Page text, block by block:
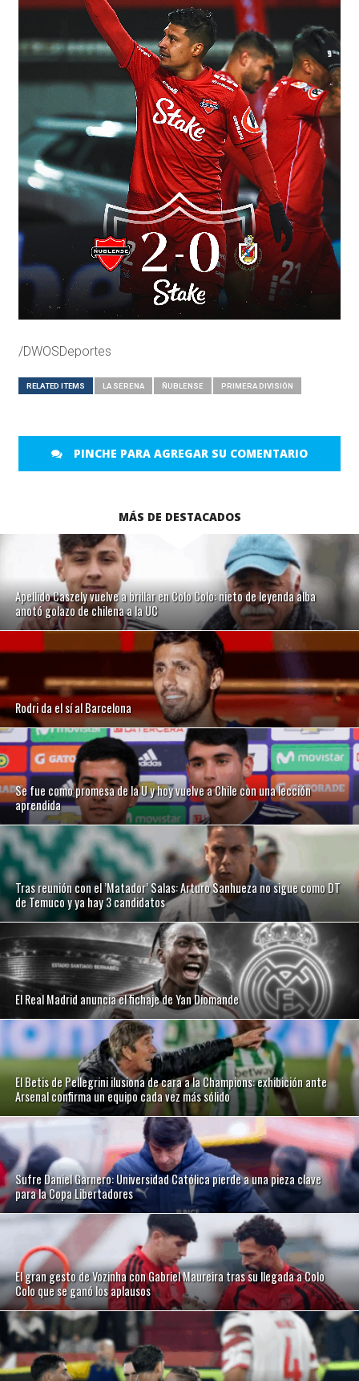
/DWOSDeportes
RELATED ITEMS LA SERENA ÑUBLENSE PRIMERA DIVISIÓN
PINCHE PARA AGREGAR SU COMENTARIO
MÁS DE DESTACADOS
Apellido Caszely vuelve a brillar en Colo Colo: nieto de leyenda alba
anotó golazo de chilena a la UC
Rodri da el sí al Barcelona
Se fue como promesa de la U y hoy vuelve a Chile con una lección
aprendida
Tras reunión con el ’Matador’ Salas: Arturo Sanhueza no sigue como DT
de Temuco y ya hay 3 candidatos
El Real Madrid anuncia el fichaje de Yan Diomande
El Betis de Pellegrini ilusiona de cara a la Champions: exhibición ante
Arsenal confirma un equipo cada vez más sólido
Sufre Daniel Garnero: Universidad Católica pierde a una pieza clave
para la Copa Libertadores
El gran gesto de Vozinha con Gabriel Maureira tras su llegada a Colo
Colo que se ganó los aplausos